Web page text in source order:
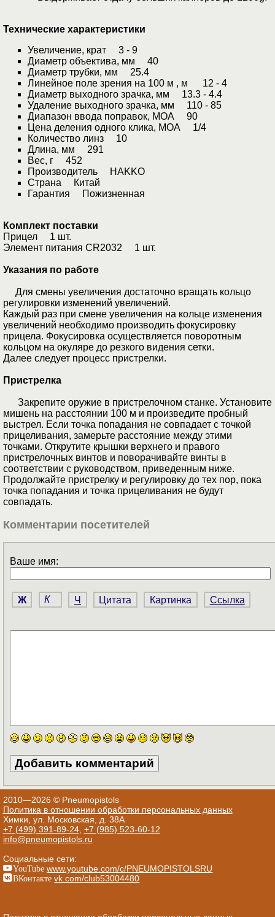
Технические характеристики
Увеличение, крат 3 - 9
Диаметр объектива, мм 40
Диаметр трубки, мм 25.4
Линейное поле зрения на 100 м , м 12 - 4
Диаметр выходного зрачка, мм 13.3 - 4.4
Удаление выходного зрачка, мм 110 - 85
Диапазон ввода поправок, МОА 90
Цена деления одного клика, МОА 1/4
Количество линз 10
Длина, мм 291
Вес, г 452
Производитель HAKKO
Страна Китай
Гарантия Пожизненная
Комплект поставки
Прицел 1 шт.
Элемент питания CR2032 1 шт.
Указания по работе
Для смены увеличения достаточно вращать кольцо
регулировки изменений увеличений.
Каждый раз при смене увеличения на кольце изменения
увеличений необходимо производить фокусировку
прицела. Фокусировка осуществляется поворотным
кольцом на окуляре до резкого видения сетки.
Далее следует процесс пристрелки.
Пристрелка
Закрепите оружие в пристрелочном станке. Установите
мишень на расстоянии 100 м и произведите пробный
выстрел. Если точка попадания не совпадает с точкой
прицеливания, замерьте расстояние между этими
точками. Открутите крышки верхнего и правого
пристрелочных винтов и поворачивайте винты в
соответствии с руководством, приведенным ниже.
Продолжайте пристрелку и регулировку до тех пор, пока
точка попадания и точка прицеливания не будут
совпадать.
Комментарии посетителей
Ваше имя:
Ж К Ч Цитата Картинка Ссылка
2010—2026 © Pneumopistols
Политика в отношении обработки персональных данных
Химки, ул. Московская, д. 38А
+7 (499) 391-89-24, +7 (985) 523-60-12
info@pneumopistols.ru
Социальные сети:
YouTube www.youtube.com/c/PNEUMOPISTOLSRU
ВКонтакте vk.com/club53004480